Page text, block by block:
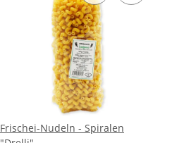
Frischei-Nudeln - Spiralen